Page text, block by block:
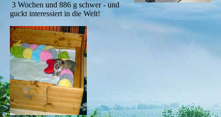
3 Wochen und 886 g schwer - und
guckt interessiert in die Welt!